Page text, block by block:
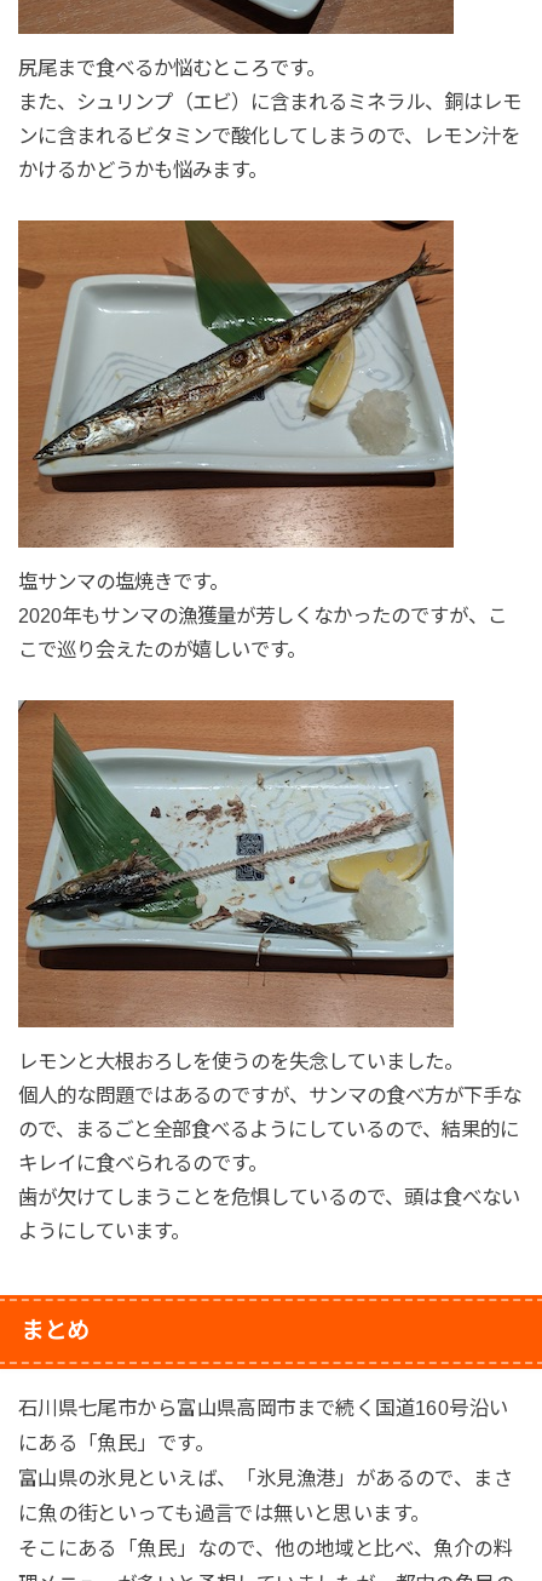
尻尾まで食べるか悩むところです。
また、シュリンプ（エビ）に含まれるミネラル、銅はレモ
ンに含まれるビタミンで酸化してしまうので、レモン汁を
かけるかどうかも悩みます。
塩サンマの塩焼きです。
2020年もサンマの漁獲量が芳しくなかったのですが、こ
こで巡り会えたのが嬉しいです。
レモンと大根おろしを使うのを失念していました。
個人的な問題ではあるのですが、サンマの食べ方が下手な
ので、まるごと全部食べるようにしているので、結果的に
キレイに食べられるのです。
歯が欠けてしまうことを危惧しているので、頭は食べない
ようにしています。
まとめ
石川県七尾市から富山県高岡市まで続く国道160号沿い
にある「魚民」です。
富山県の氷見といえば、「氷見漁港」があるので、まさ
に魚の街といっても過言では無いと思います。
そこにある「魚民」なので、他の地域と比べ、魚介の料